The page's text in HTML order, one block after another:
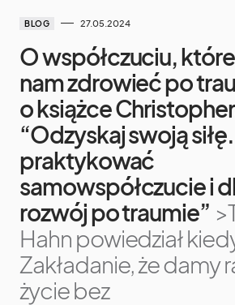
BLOG 27.05.2024
O współczuciu,
nam zdrowieć po
o książce
“Odzyskaj swoją
praktykować
samowspółczucie i
rozwój po traumie”
Hahn powiedział
Zakładanie, że damy
życie bez